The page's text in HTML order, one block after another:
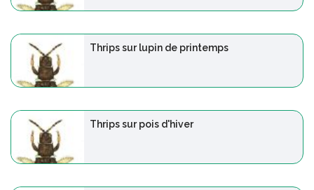
Thrips sur lupin de printemps
Thrips sur pois d'hiver